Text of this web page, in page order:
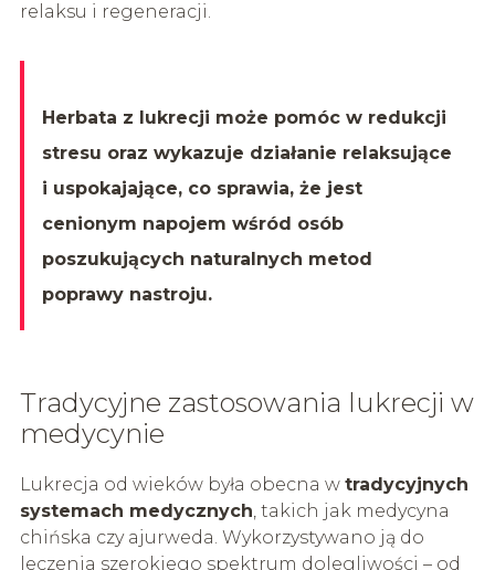
relaksu i regeneracji.
Herbata z lukrecji może pomóc w redukcji
stresu oraz wykazuje działanie relaksujące
i uspokajające, co sprawia, że jest
cenionym napojem wśród osób
poszukujących naturalnych metod
poprawy nastroju.
Tradycyjne zastosowania lukrecji w
medycynie
Lukrecja od wieków była obecna w tradycyjnych
systemach medycznych, takich jak medycyna
chińska czy ajurweda. Wykorzystywano ją do
leczenia szerokiego spektrum dolegliwości – od